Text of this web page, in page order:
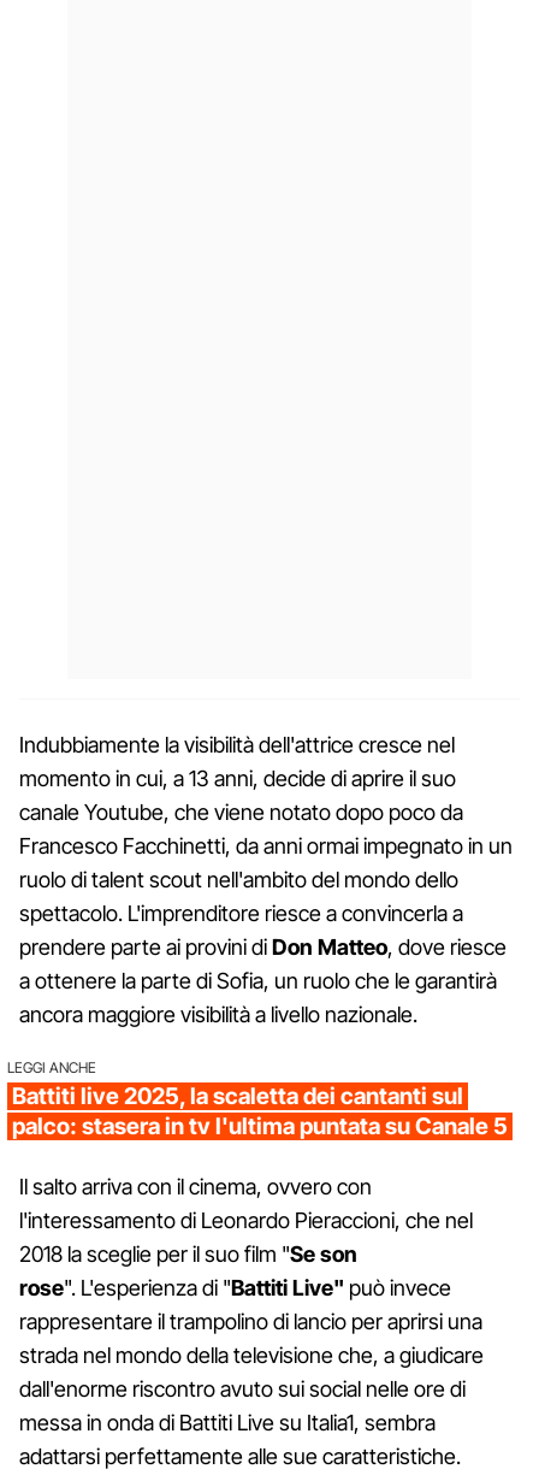
Indubbiamente la visibilità dell'attrice cresce nel
momento in cui, a 13 anni, decide di aprire il suo
canale Youtube, che viene notato dopo poco da
Francesco Facchinetti, da anni ormai impegnato in un
ruolo di talent scout nell'ambito del mondo dello
spettacolo. L'imprenditore riesce a convincerla a
prendere parte ai provini diDon Matteo, dove riesce
a ottenere la parte di Sofia, un ruolo che le garantirà
ancora maggiore visibilità a livello nazionale.
LEGGI ANCHE
Battiti live 2025, la scaletta dei cantanti sul
palco: stasera in tv l'ultima puntata su Canale 5
Il salto arriva con il cinema, ovvero con
l'interessamento di Leonardo Pieraccioni, che nel
2018 la sceglie per il suo film "Se son
rose". L'esperienza di "Battiti Live" può invece
rappresentare il trampolino di lancio per aprirsi una
strada nel mondo della televisione che, a giudicare
dall'enorme riscontro avuto sui social nelle ore di
messa in onda di Battiti Live su Italia1, sembra
adattarsi perfettamente alle sue caratteristiche.